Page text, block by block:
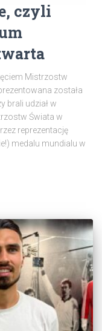
czyli
Mistrzostw
została
brali udział w
Świata w
reprezentację
medalu mundialu w